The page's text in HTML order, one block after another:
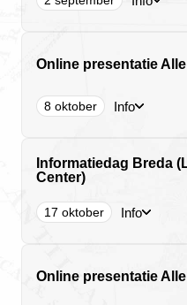
Online presentatie
8 oktober Info
Informatiedag Breda
Center)
17 oktober Info
Online presentatie